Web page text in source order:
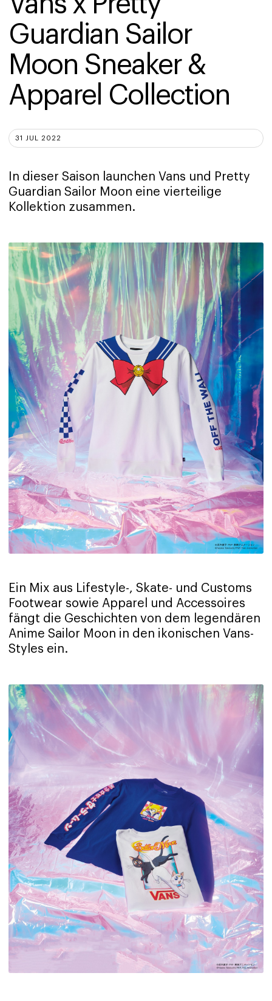
Guardian Sailor
Moon Sneaker &
Apparel Collection
31 JUL 2022
In dieser Saison launchen Vans und Pretty
Guardian Sailor Moon eine vierteilige
Kollektion zusammen.
Ein Mix aus Lifestyle-, Skate- und Customs
Footwear sowie Apparel und Accessoires
fängt die Geschichten von dem legendären
Anime Sailor Moon in den ikonischen Vans-
Styles ein.